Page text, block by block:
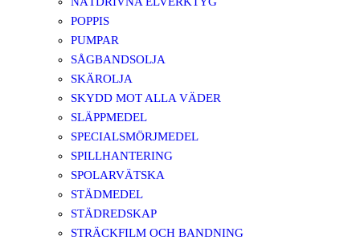
POPPIS
PUMPAR
SÅGBANDSOLJA
SKÄROLJA
SKYDD MOT ALLA VÄDER
SLÄPPMEDEL
SPECIALSMÖRJMEDEL
SPILLHANTERING
SPOLARVÄTSKA
STÄDMEDEL
STÄDREDSKAP
STRÄCKFILM OCH BANDNING